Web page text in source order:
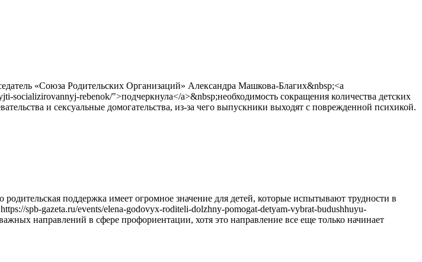
«Союза Родительских Организаций» Александра Машкова-Благих&nbsp;<a
socializirovannyj-rebenok/">подчеркнула</a>&nbsp;необходимость сокращения количества детских
и сексуальные домогательства, из-за чего выпускники выходят с поврежденной психикой.
поддержка имеет огромное значение для детей, которые испытывают трудности в
spb-gazeta.ru/events/elena-godovyx-roditeli-dolzhny-pomogat-detyam-vybrat-budushhuyu-
направлений в сфере профориентации, хотя это направление все еще только начинает